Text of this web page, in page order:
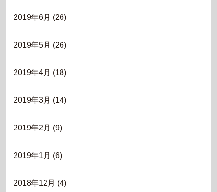
2019年6月 (26)
2019年5月 (26)
2019年4月 (18)
2019年3月 (14)
2019年2月 (9)
2019年1月 (6)
2018年12月 (4)